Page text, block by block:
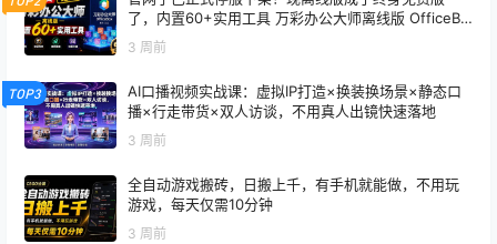
了，内置60+实用工具 万彩办公大师离线版 OfficeBo
3 周前
TOP3
AI口播视频实战课：虚拟IP打造×换装换场景×静态口
播×行走带货×双人访谈，不用真人出镜快速落地
3 周前
全自动游戏搬砖，日搬上千，有手机就能做，不用玩
游戏，每天仅需10分钟
3 周前